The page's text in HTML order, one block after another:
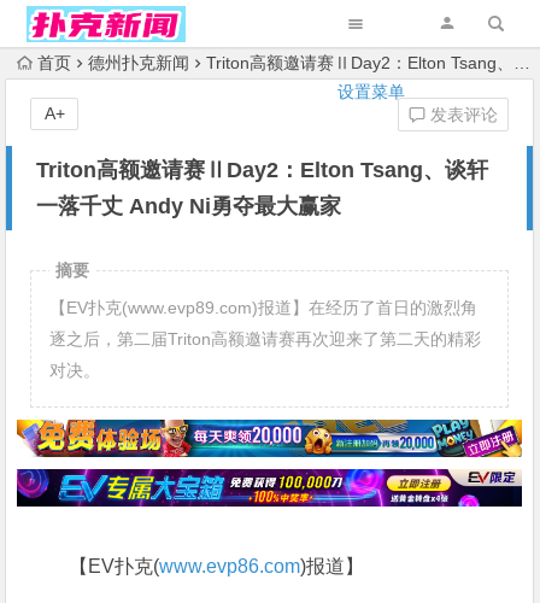
设置菜单
首页 德州扑克新闻 Triton高额邀请赛ⅡDay2：Elton Tsang、谈轩一落千丈 Andy Ni勇夺最大赢家
Triton高额邀请赛ⅡDay2：Elton Tsang、谈轩
一落千丈 Andy Ni勇夺最大赢家
发表评论
A+
摘要
【EV扑克(www.evp89.com)报道】在经历了首日的激烈角
逐之后，第二届Triton高额邀请赛再次迎来了第二天的精彩
对决。
【EV扑克(www.evp86.com)报道】